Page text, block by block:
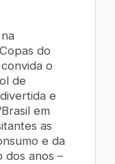
do
o
de
e
em
as
e da
anos –